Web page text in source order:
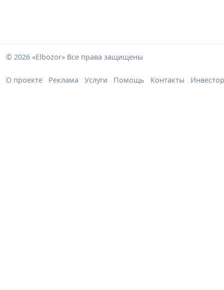
© 2026 «Elbozor» Все права защищены
О проекте Реклама Услуги Помощь Контакты